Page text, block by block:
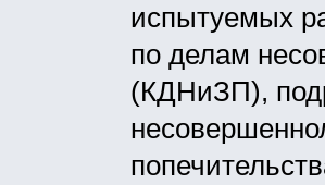
испытуемых
по делам
(КДНиЗП),